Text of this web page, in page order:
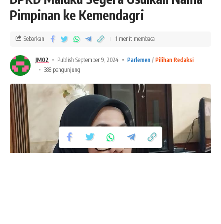
Pimpinan ke Kemendagri
JM02 Publish September 9, 2024 Parlemen
Pilihan Redaksi
388 pengunjung
Sebarkan 1 menit membaca